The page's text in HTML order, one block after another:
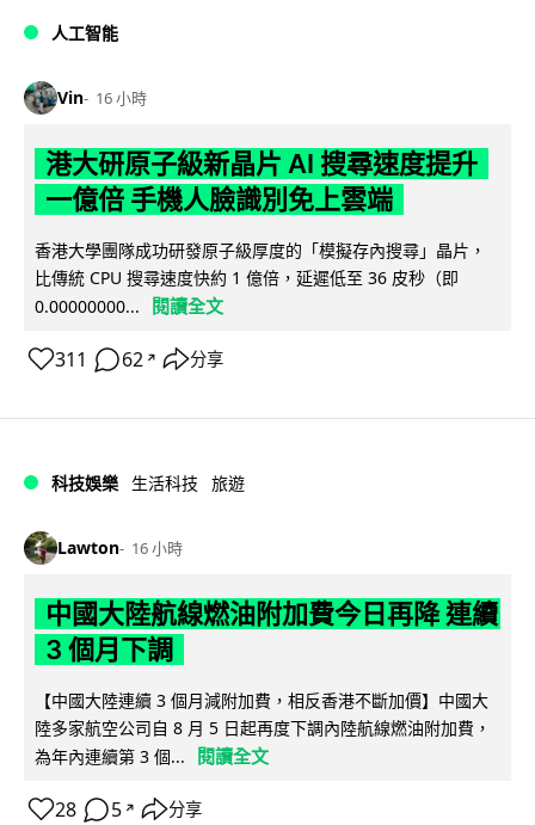
人工智能
Vin 16 小時
港大研原子級新晶片 AI 搜尋速度提升
一億倍 手機人臉識別免上雲端
香港大學團隊成功研發原子級厚度的「模擬存內搜尋」晶片，
比傳統 CPU 搜尋速度快約 1 億倍，延遲低至 36 皮秒（即
0.00000000...
閱讀全文
311 62 ↗ 分享
科技娛樂 生活科技 旅遊
Lawton 16 小時
中國大陸航線燃油附加費今日再降 連續
3 個月下調
【中國大陸連續 3 個月減附加費，相反香港不斷加價】中國大
陸多家航空公司自 8 月 5 日起再度下調內陸航線燃油附加費，
為年內連續第 3 個...
閱讀全文
28 5 ↗ 分享